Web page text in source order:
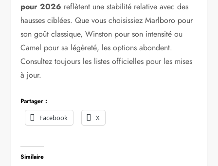
pour 2026 reflètent une stabilité relative avec des
hausses ciblées. Que vous choisissiez Marlboro pour
son goût classique, Winston pour son intensité ou
Camel pour sa légèreté, les options abondent.
Consultez toujours les listes officielles pour les mises
à jour.
Partager :
Facebook
X
Similaire